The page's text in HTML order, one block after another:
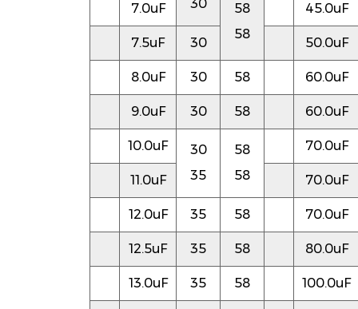
30
58
58
7.0uF 45.0uF
7.5uF 30 50.0uF
8.0uF 30 58 60.0uF
9.0uF 30 58 60.0uF
10.0uF
30
35
58
58
70.0uF
11.0uF 70.0uF
12.0uF 35 58 70.0uF
12.5uF 35 58 80.0uF
13.0uF 35 58 100.0uF